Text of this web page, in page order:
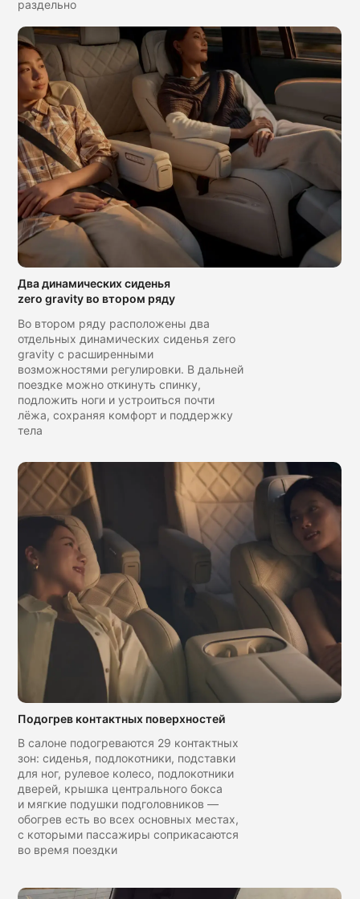
Два динамических сиденья
zero gravity во втором ряду
раздельно
Во втором ряду расположены два
отдельных динамических сиденья zero
gravity с расширенными
возможностями регулировки. В дальней
поездке можно откинуть спинку,
подложить ноги и устроиться почти
лёжа, сохраняя комфорт и поддержку
тела
Подогрев контактных поверхностей
В салоне подогреваются 29 контактных
зон: сиденья, подлокотники, подставки
для ног, рулевое колесо, подлокотники
дверей, крышка центрального бокса
и мягкие подушки подголовников —
обогрев есть во всех основных местах,
с которыми пассажиры соприкасаются
во время поездки